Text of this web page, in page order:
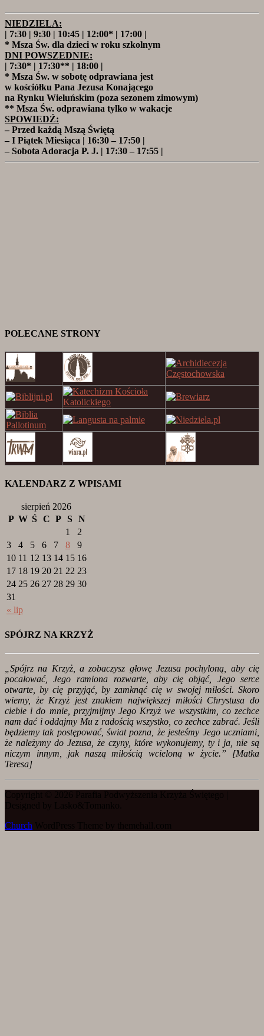
NIEDZIELA:
| 7:30 | 9:30 | 10:45 | 12:00* | 17:00 |
* Msza Św. dla dzieci w roku szkolnym
DNI POWSZEDNIE:
| 7:30* | 17:30** | 18:00 |
* Msza Św. w sobotę odprawiana jest
w kościółku Pana Jezusa Konającego
na Rynku Wieluńskim (poza sezonem zimowym)
** Msza Św. odprawiana tylko w wakacje
SPOWIEDŹ:
– Przed każdą Mszą Świętą
– I Piątek Miesiąca | 16:30 – 17:50 |
– Sobota Adoracja P. J. | 17:30 – 17:55 |
POLECANE STRONY
KALENDARZ Z WPISAMI
sierpień 2026
P W Ś C P S N
« lip
1
2
3
4 5 6 7 8
9
10 11 12 13 14 15 16
17 18 19 20 21 22 23
24 25 26 27 28 29 30
31
SPÓJRZ NA KRZYŻ
„Spójrz na Krzyż, a zobaczysz głowę Jezusa pochyloną, aby cię
pocałować, Jego ramiona rozwarte, aby cię objąć, Jego serce
otwarte, by cię przyjąć, by zamknąć cię w swojej miłości. Skoro
wiemy, że Krzyż jest znakiem największej miłości Chrystusa do
ciebie i do mnie, przyjmijmy Jego Krzyż we wszystkim, co zechce
nam dać i oddajmy Mu z radością wszystko, co zechce zabrać. Jeśli
będziemy tak postępować, świat pozna, że jesteśmy Jego uczniami,
że należymy do Jezusa, że czyny, które wykonujemy, ty i ja, nie są
niczym innym, jak naszą miłością wcieloną w życie.” [Matka
Teresa]
Church